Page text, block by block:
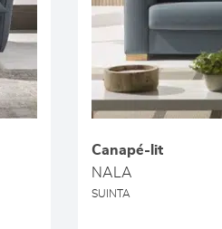
Canapé-lit
NALA
SUINTA